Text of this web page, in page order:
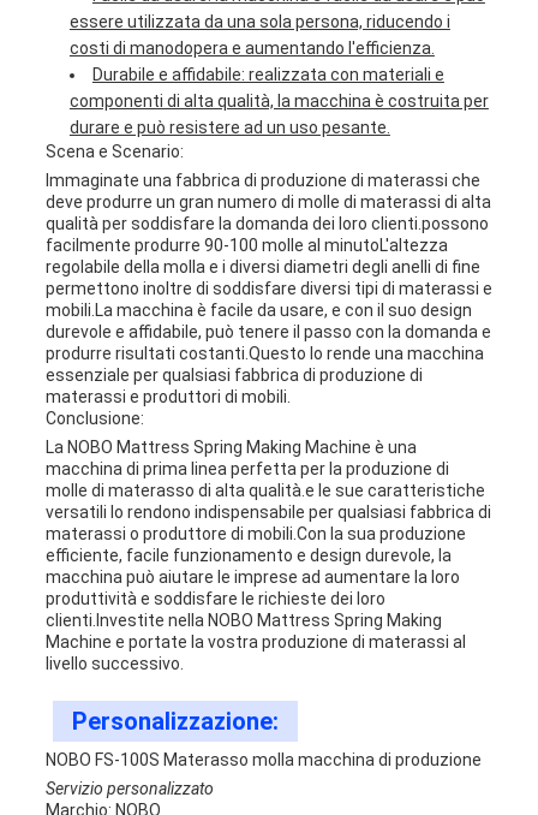
essere utilizzata da una sola persona, riducendo i
costi di manodopera e aumentando l'efficienza.
Durabile e affidabile: realizzata con materiali e
componenti di alta qualità, la macchina è costruita per
durare e può resistere ad un uso pesante.
Scena e Scenario:
Immaginate una fabbrica di produzione di materassi che
deve produrre un gran numero di molle di materassi di alta
qualità per soddisfare la domanda dei loro clienti.possono
facilmente produrre 90-100 molle al minutoL'altezza
regolabile della molla e i diversi diametri degli anelli di fine
permettono inoltre di soddisfare diversi tipi di materassi e
mobili.La macchina è facile da usare, e con il suo design
durevole e affidabile, può tenere il passo con la domanda e
produrre risultati costanti.Questo lo rende una macchina
essenziale per qualsiasi fabbrica di produzione di
materassi e produttori di mobili.
Conclusione:
La NOBO Mattress Spring Making Machine è una
macchina di prima linea perfetta per la produzione di
molle di materasso di alta qualità.e le sue caratteristiche
versatili lo rendono indispensabile per qualsiasi fabbrica di
materassi o produttore di mobili.Con la sua produzione
efficiente, facile funzionamento e design durevole, la
macchina può aiutare le imprese ad aumentare la loro
produttività e soddisfare le richieste dei loro
clienti.Investite nella NOBO Mattress Spring Making
Machine e portate la vostra produzione di materassi al
livello successivo.
Personalizzazione:
NOBO FS-100S Materasso molla macchina di produzione
Servizio personalizzato
Marchio: NOBO